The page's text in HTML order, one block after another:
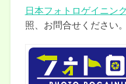
日本フォトロゲイニン
照、お問合せください。